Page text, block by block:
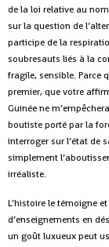
de la loi relative au
sur la question de
participe de la
soubresauts liés à la
fragile, sensible. Parce
premier, que votre
Guinée ne
boutiste porté par la
interroger sur l’état de
simplement
irréaliste.
L’histoire le témoigne
d’enseignements en
un goût luxueux peut